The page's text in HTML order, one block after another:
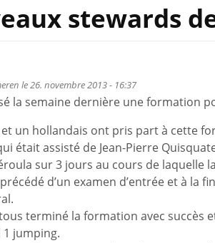
stewards
le 26. novembre 2013 - 16:37
la semaine dernière une formation
un hollandais ont pris part à cette
était assisté de Jean-Pierre
sur 3 jours au cours de laquelle
d’un examen d’entrée et à
terminé la formation avec
1 jumping.